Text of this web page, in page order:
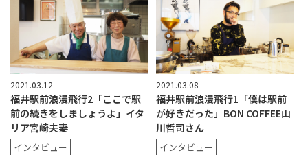
2021.03.12
福井駅前浪漫飛行2「ここで駅
前の続きをしましょうよ」イタ
リア宮崎夫妻
インタビュー
2021.03.08
福井駅前浪漫飛行1「僕は駅前
が好きだった」BON COFFEE山
川哲司さん
インタビュー